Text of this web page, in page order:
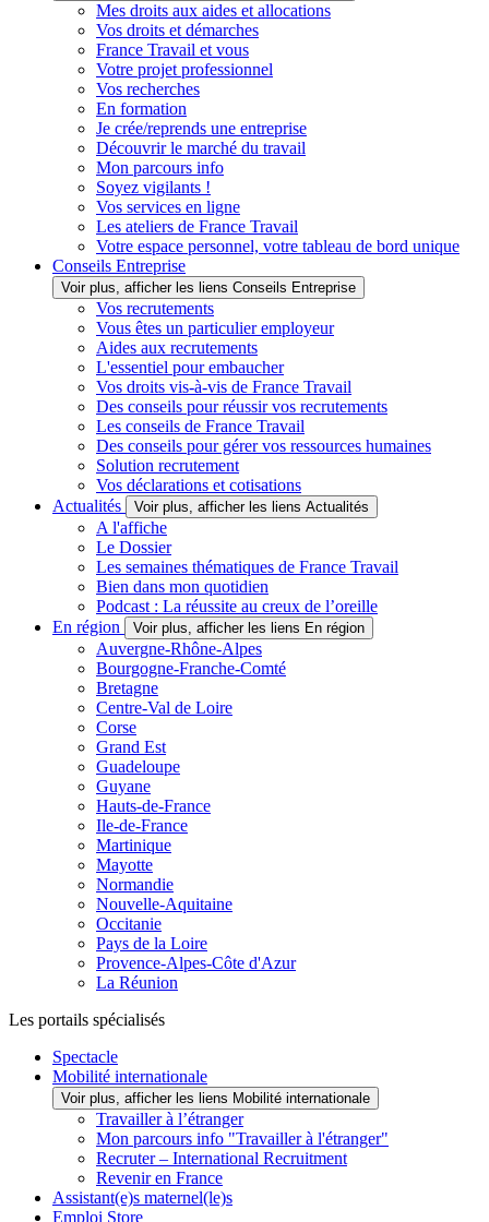
Mes droits aux aides et allocations
Vos droits et démarches
France Travail et vous
Votre projet professionnel
Vos recherches
En formation
Je crée/reprends une entreprise
Découvrir le marché du travail
Mon parcours info
Soyez vigilants !
Vos services en ligne
Les ateliers de France Travail
Votre espace personnel, votre tableau de bord unique
Conseils Entreprise
Voir plus, afficher les liens Conseils Entreprise
Vos recrutements
Vous êtes un particulier employeur
Aides aux recrutements
L'essentiel pour embaucher
Vos droits vis-à-vis de France Travail
Des conseils pour réussir vos recrutements
Les conseils de France Travail
Des conseils pour gérer vos ressources humaines
Solution recrutement
Vos déclarations et cotisations
Actualités
Voir plus, afficher les liens Actualités
A l'affiche
Le Dossier
Les semaines thématiques de France Travail
Bien dans mon quotidien
Podcast : La réussite au creux de l’oreille
En région
Voir plus, afficher les liens En région
Auvergne-Rhône-Alpes
Bourgogne-Franche-Comté
Bretagne
Centre-Val de Loire
Corse
Grand Est
Guadeloupe
Guyane
Hauts-de-France
Ile-de-France
Martinique
Mayotte
Normandie
Nouvelle-Aquitaine
Occitanie
Pays de la Loire
Provence-Alpes-Côte d'Azur
La Réunion
Les portails spécialisés
Spectacle
Mobilité internationale
Voir plus, afficher les liens Mobilité internationale
Travailler à l’étranger
Mon parcours info "Travailler à l'étranger"
Recruter – International Recruitment
Revenir en France
Assistant(e)s maternel(le)s
Emploi Store